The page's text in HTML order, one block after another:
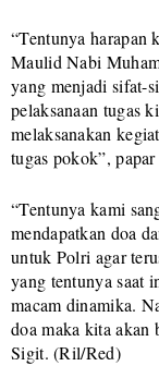
“Tentunya harapan
Maulid Nabi
yang menjadi sifat-
pelaksanaan tugas
melaksanakan
tugas pokok”,
“Tentunya kami
mendapatkan doa
untuk Polri agar
yang tentunya saat
macam dinamika.
doa maka kita akan
Sigit. (Ril/Red)